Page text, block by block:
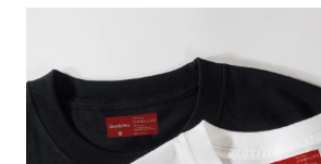
個数 単価
合計
で解像度200dp以上必要です
いの規格サイズにつきましては
プレートの用意がありますの
イページの「購入履歴」よりダ
てご利用くださいませ。
該当いたします。既製のデザイ
分だけののぼり旗をつくりたい
イン改造や既製デザインに自分
名前入れや会社のロゴなどを挿
相談もお請けしております。
ただ、お客様の飾り付けたい場
もしかしたら左側と上について
側と上についていた方が良いと
ません。
みする都合や・最終的なカッ
など）のでサイズの指定につき
位は不可となります。最終的な
ズレ5ｍｍ程度は起きる可能性
みする都合や・最終的なカッ
など）のでサイズの指定につき
位は不可となります。最終的な
ズレ5ｍｍ程度は起きる可能性
生地のふちを大きく棒袋状に縫
を通す筒をつくります。ポール
生地のふちを大きく棒袋状に縫
を通す筒をつくります。ポール
各辺のおおむね3～5ｍｍ程度
い糸を走らせて補強します。加
のぼり旗の１辺～４辺は折り返
すのでその部分のホツレや裂け
を防止する効果があります。
ポンジ（一般）
一般的なのぼり旗の生地はポン
厚みが約0.14ｍｍのとても薄い